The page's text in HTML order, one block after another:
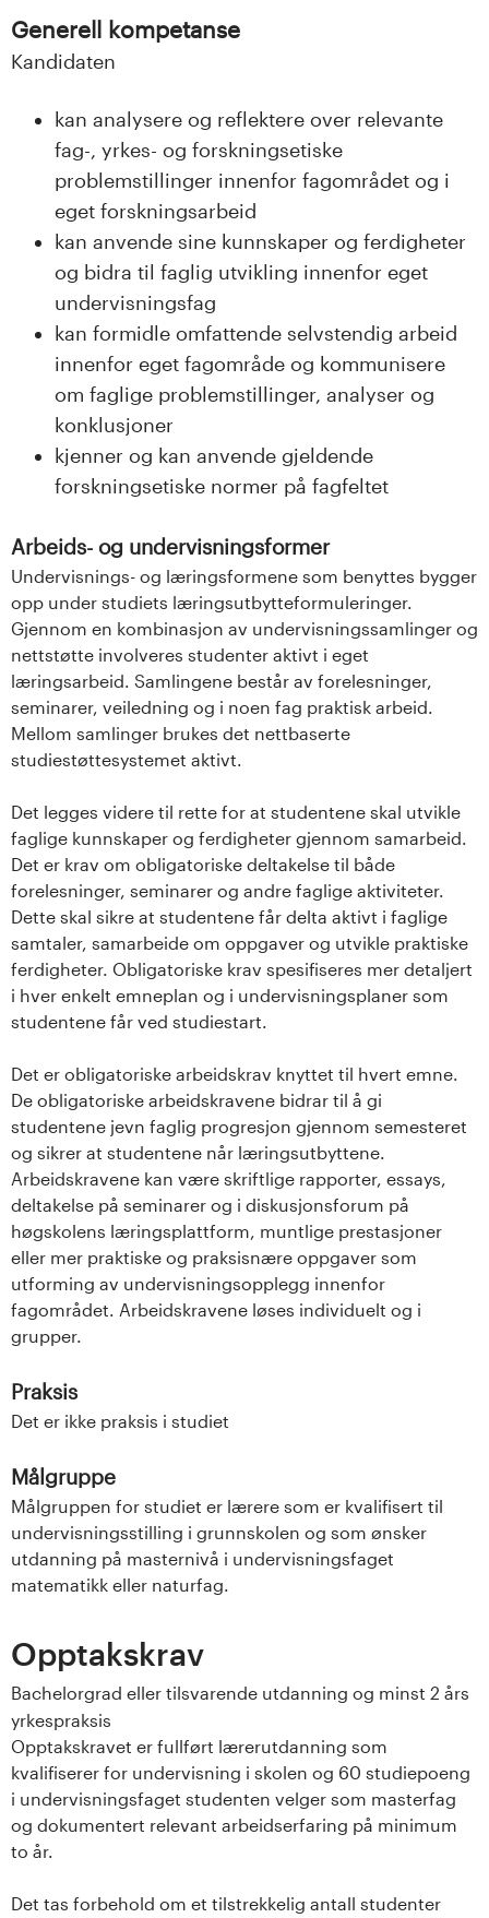
Generell kompetanse
Kandidaten
kan analysere og reflektere over relevante
fag-, yrkes- og forskningsetiske
problemstillinger innenfor fagområdet og i
eget forskningsarbeid
kan anvende sine kunnskaper og ferdigheter
og bidra til faglig utvikling innenfor eget
undervisningsfag
kan formidle omfattende selvstendig arbeid
innenfor eget fagområde og kommunisere
om faglige problemstillinger, analyser og
konklusjoner
kjenner og kan anvende gjeldende
forskningsetiske normer på fagfeltet
Arbeids- og undervisningsformer
Undervisnings- og læringsformene som benyttes bygger
opp under studiets læringsutbytteformuleringer.
Gjennom en kombinasjon av undervisningssamlinger og
nettstøtte involveres studenter aktivt i eget
læringsarbeid. Samlingene består av forelesninger,
seminarer, veiledning og i noen fag praktisk arbeid.
Mellom samlinger brukes det nettbaserte
studiestøttesystemet aktivt.
Det legges videre til rette for at studentene skal utvikle
faglige kunnskaper og ferdigheter gjennom samarbeid.
Det er krav om obligatoriske deltakelse til både
forelesninger, seminarer og andre faglige aktiviteter.
Dette skal sikre at studentene får delta aktivt i faglige
samtaler, samarbeide om oppgaver og utvikle praktiske
ferdigheter. Obligatoriske krav spesifiseres mer detaljert
i hver enkelt emneplan og i undervisningsplaner som
studentene får ved studiestart.
Det er obligatoriske arbeidskrav knyttet til hvert emne.
De obligatoriske arbeidskravene bidrar til å gi
studentene jevn faglig progresjon gjennom semesteret
og sikrer at studentene når læringsutbyttene.
Arbeidskravene kan være skriftlige rapporter, essays,
deltakelse på seminarer og i diskusjonsforum på
høgskolens læringsplattform, muntlige prestasjoner
eller mer praktiske og praksisnære oppgaver som
utforming av undervisningsopplegg innenfor
fagområdet. Arbeidskravene løses individuelt og i
grupper.
Praksis
Det er ikke praksis i studiet
Målgruppe
Målgruppen for studiet er lærere som er kvalifisert til
undervisningsstilling i grunnskolen og som ønsker
utdanning på masternivå i undervisningsfaget
matematikk eller naturfag.
Opptakskrav
Bachelorgrad eller tilsvarende utdanning og minst 2 års
yrkespraksis
Opptakskravet er fullført lærerutdanning som
kvalifiserer for undervisning i skolen og 60 studiepoeng
i undervisningsfaget studenten velger som masterfag
og dokumentert relevant arbeidserfaring på minimum
to år.
Det tas forbehold om et tilstrekkelig antall studenter